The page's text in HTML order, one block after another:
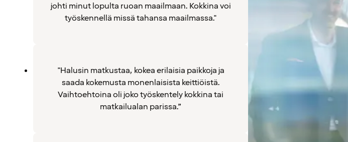
johti minut lopulta ruoan maailmaan. Kokkina voi
työskennellä missä tahansa maailmassa."
"Halusin matkustaa, kokea erilaisia paikkoja ja
saada kokemusta monenlaisista keittiöistä.
Vaihtoehtoina oli joko työskentely kokkina tai
matkailualan parissa.”